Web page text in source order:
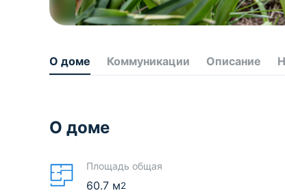
О доме Коммуникации Описание
О доме
Площадь общая
60.7 м2